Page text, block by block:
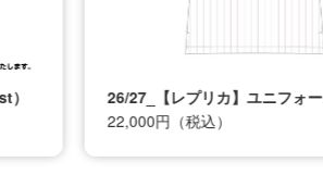
26/27_【レプリカ】ユニフォー
22,000円（税込）